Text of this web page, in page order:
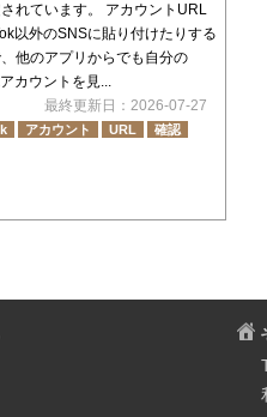
れています。 アカウントURL
以外のSNSに貼り付けたりする
他のアプリからでも自分の
カウントを見...
最終更新日：2026-07-27
アカウント URL
確認